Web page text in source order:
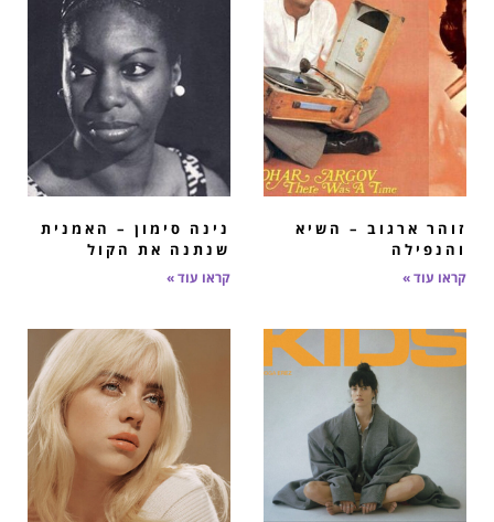
זוהר ארגוב – השיא
והנפילה
קראו עוד »
נינה סימון – האמנית
שנתנה את הקול​
קראו עוד »